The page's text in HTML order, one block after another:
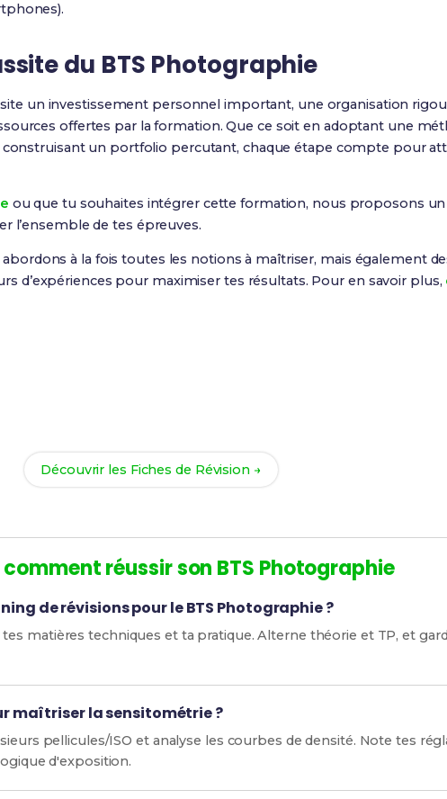
du BTS Photographie
un investissement personnel important, une organisation
offertes par la formation. Que ce soit en adoptant une
construisant un portfolio percutant, chaque étape compte pour
ou que tu souhaites intégrer cette formation, nous proposons un
l’ensemble de tes épreuves.
abordons à la fois toutes les notions à maîtriser, mais également
d’expériences pour maximiser tes résultats. Pour en savoir plus,
Découvrir les Fiches de Révision →
comment réussir son BTS Photographie
de révisions pour le BTS Photographie ?
matières techniques et ta pratique. Alterne théorie et TP, et
maîtriser la sensitométrie ?
pellicules/ISO et analyse les courbes de densité. Note tes
d'exposition.